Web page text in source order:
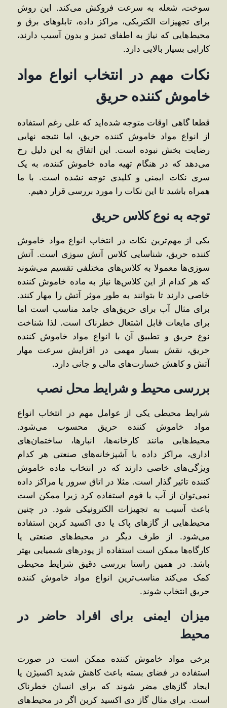
سوخت، شعله به‌ سرعت فروکش می‌کند. این روش
برای تجهیزات الکتریکی، مراکز داده، تابلوهای برق و
محیط‌هایی که نیاز به اطفای تمیز و بدون آسیب دارند،
کارایی بسیار بالایی دارد.
نکات مهم در انتخاب انواع مواد
خاموش کننده حریق
قطعا گاهی اوقات متوجه شده‌اید که علی رغم استفاده
از انواع مواد خاموش کننده حریق، اما نتیجه نهایی
رضایت بخش نبوده است. این اتفاق به این دلیل رخ
می‌دهد که در هنگام تهیه ماده خاموش کننده، به یک
سری نکات ایمنی و کلیدی توجه نشده است. با ما
همراه باشید تا این نکات را مورد بررسی قرار دهیم.
توجه به نوع کلاس حریق
یکی از مهم‌ترین نکات در انتخاب انواع مواد خاموش
کننده حریق، شناسایی کلاس آتش‌ سوزی است. آتش
‌سوزی‌ها معمولا به کلاس‌های مختلفی تقسیم می‌شوند
که هر کدام از این کلاس‌ها نیاز به ماده خاموش‌ کننده
خاصی دارند تا بتوانند به ‌طور موثر آتش را مهار کنند.
برای مثال آب برای حریق‌های جامد مناسب است اما
برای مایعات قابل اشتعال خطرناک است. لذا شناخت
نوع حریق و تطبیق آن با انواع مواد خاموش کننده
حریق، نقش بسیار مهمی در افزایش سرعت مهار
آتش و کاهش خسارت‌های مالی و جانی دارد.
بررسی محیط و شرایط محل نصب
شرایط محیطی یکی از عوامل مهم در انتخاب انواع
مواد خاموش کننده حریق محسوب می‌شود.
محیط‌هایی مانند کارخانه‌ها، انبارها، ساختمان‌های
اداری، مراکز داده یا آشپزخانه‌های صنعتی هر کدام
ویژگی‌های خاصی دارند که در انتخاب ماده خاموش
‌کننده تاثیر گذار است. مثلا در اتاق سرور یا مراکز داده
نمی‌توان از آب یا فوم استفاده کرد زیرا ممکن است
باعث آسیب به تجهیزات الکترونیکی شود. در چنین
محیط‌هایی از گازهای پاک یا دی اکسید کربن استفاده
می‌شود. از طرف دیگر در محیط‌های صنعتی یا
کارگاه‌ها ممکن است استفاده از پودرهای شیمیایی بهتر
باشد. در همین راستا بررسی دقیق شرایط محیطی
کمک می‌کند مناسب‌ترین انواع مواد خاموش کننده
حریق انتخاب شوند.
میزان ایمنی برای افراد حاضر در
محیط
برخی مواد خاموش ‌کننده ممکن است در صورت
استفاده در فضای بسته باعث کاهش شدید اکسیژن یا
ایجاد گازهای مضر شوند که برای انسان خطرناک
است. برای مثال گاز دی اکسید کربن اگر در محیط‌های